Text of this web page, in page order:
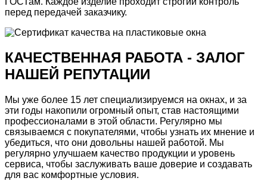
перед передачей заказчику.
КАЧЕСТВЕННАЯ РАБОТА - ЗАЛОГ
НАШЕЙ РЕПУТАЦИИ
Мы уже более 15 лет специализируемся на окнах, и за
эти годы накопили огромный опыт, став настоящими
профессионалами в этой области. Регулярно мы
связываемся с покупателями, чтобы узнать их мнение и
убедиться, что они довольны нашей работой. Мы
регулярно улучшаем качество продукции и уровень
сервиса, чтобы заслуживать ваше доверие и создавать
для вас комфортные условия.